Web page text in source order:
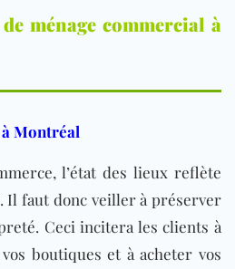
ménage commercial à
Montréal
l’état des lieux reflète
Il faut donc veiller à préserver
Ceci incitera les clients à
boutiques et à acheter vos